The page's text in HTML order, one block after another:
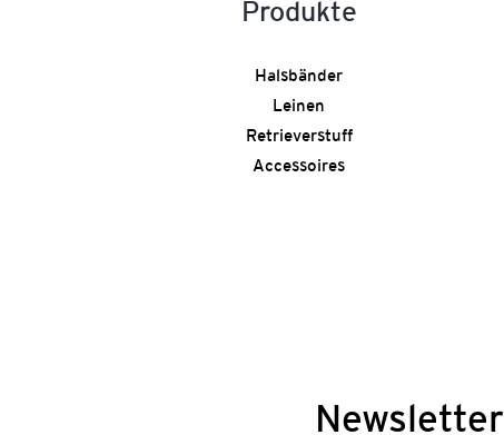
Produkte
Halsbänder
Leinen
Retrieverstuff
Accessoires
Newsletter